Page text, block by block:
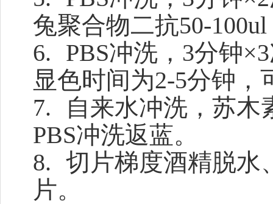
兔聚合物二抗50-
6. PBS冲洗，3分钟
显色时间为2-5分钟
7.
自来水冲洗，苏木
PBS冲洗返蓝。
8. 切片梯度酒精脱水
片。